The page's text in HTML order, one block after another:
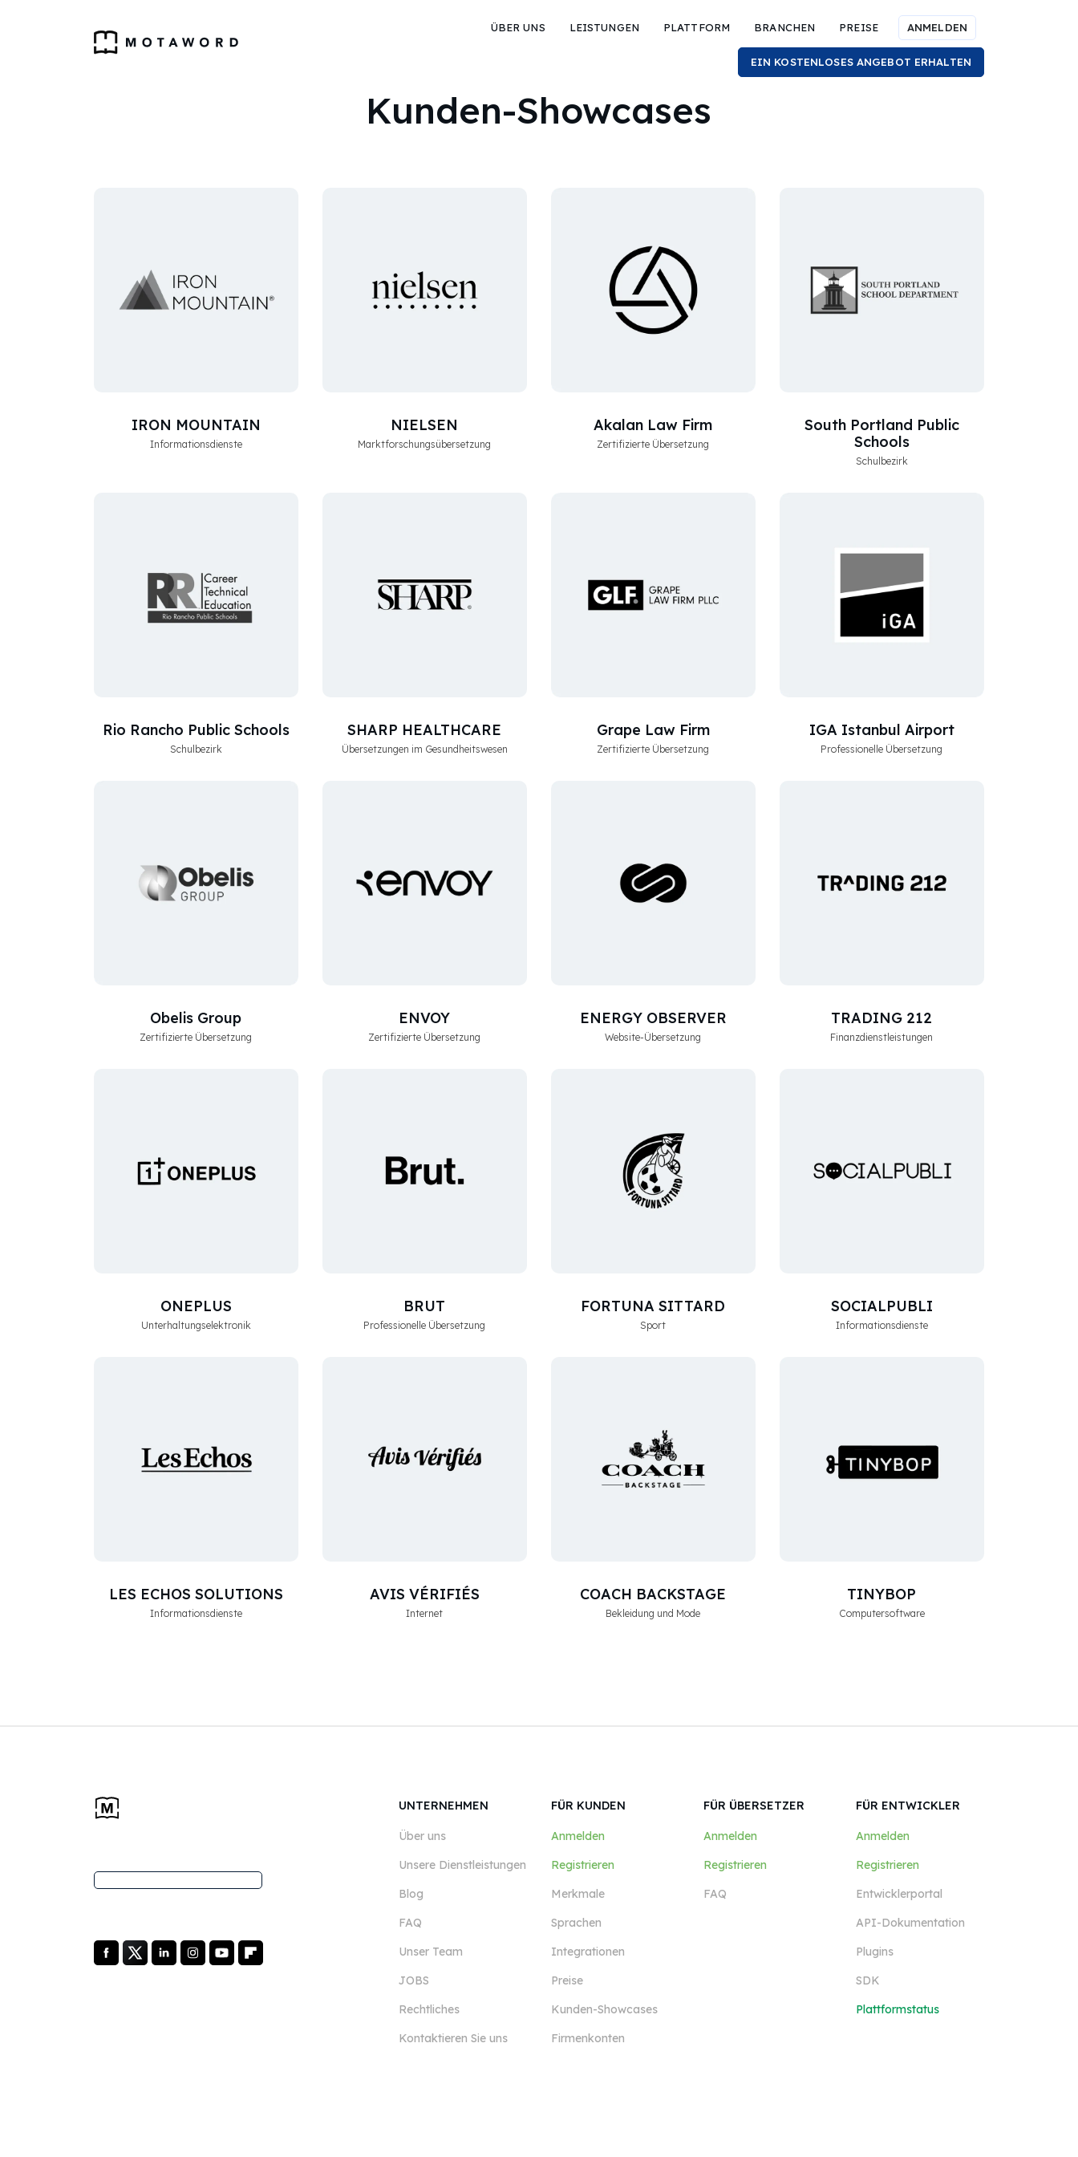
ÜBER UNS LEISTUNGEN PLATTFORM BRANCHEN PREISE ANMELDEN
EIN KOSTENLOSES ANGEBOT ERHALTEN
Kunden-Showcases
IRON MOUNTAIN
Informationsdienste
NIELSEN
Marktforschungsübersetzung
Akalan Law Firm
Zertifizierte Übersetzung
South Portland Public
Schools
Schulbezirk
Rio Rancho Public Schools
Schulbezirk
SHARP HEALTHCARE
Übersetzungen im Gesundheitswesen
Grape Law Firm
Zertifizierte Übersetzung
IGA Istanbul Airport
Professionelle Übersetzung
Obelis Group
Zertifizierte Übersetzung
ENVOY
Zertifizierte Übersetzung
ENERGY OBSERVER
Website-Übersetzung
TRADING 212
Finanzdienstleistungen
ONEPLUS
Unterhaltungselektronik
BRUT
Professionelle Übersetzung
FORTUNA SITTARD
Sport
SOCIALPUBLI
Informationsdienste
LES ECHOS SOLUTIONS
Informationsdienste
AVIS VÉRIFIÉS
Internet
COACH BACKSTAGE
Bekleidung und Mode
TINYBOP
Computersoftware
UNTERNEHMEN
Über uns
Unsere Dienstleistungen
Blog
FAQ
Unser Team
JOBS
Rechtliches
Kontaktieren Sie uns
FÜR KUNDEN
Anmelden
Registrieren
Merkmale
Sprachen
Integrationen
Preise
Kunden-Showcases
Firmenkonten
FÜR ÜBERSETZER
Anmelden
Registrieren
FAQ
FÜR ENTWICKLER
Anmelden
Registrieren
Entwicklerportal
API-Dokumentation
Plugins
SDK
Plattformstatus